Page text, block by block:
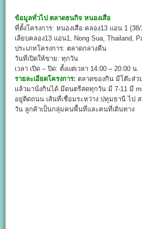
ข้อมูลทั่วไป ตลาดธนกิจ หนองเสือ
ที่ตั้งโครงการ: หนองเสือ คลอง13 แอน 1
เลียบคลอง13 แอน1, Nong Sua, Thailand,
ประเภทโครงการ: ตลาดกลางคืน
วันที่เปิดให้ขาย: ทุกวัน
เวลา เปิด – ปิด: ตั้งแต่เวลา 14:00 – 20:00 น.
รายละเอียดโครงการ: ตลาดของกิน มีโต๊ะส่ว
แล้วมานั่งกินได้ มีดนตรีสดทุกวัน มี 7-11 มี
อยู่ติดถนน เส้นที่เชื่อมระหว่าง ปทุมธานี ไป
วัน ลูกค้าเป็นกลุ่มคนพื้นที่และคนที่เดินทาง